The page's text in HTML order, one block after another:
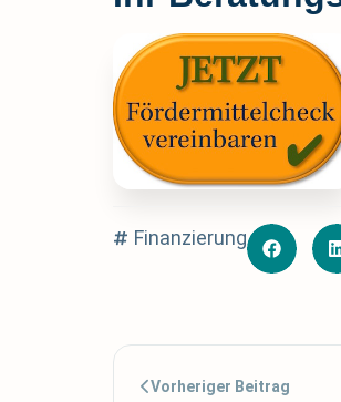
Finanzierung
Vorheriger Beitrag